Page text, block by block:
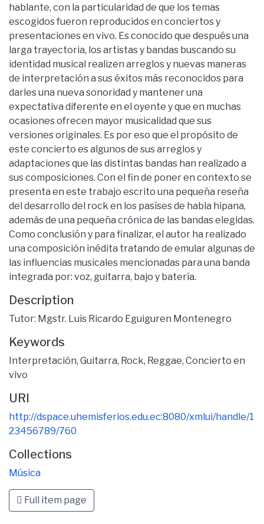
hablante, con la particularidad de que los temas
escogidos fueron reproducidos en conciertos y
presentaciones en vivo. Es conocido que después una
larga trayectoria, los artistas y bandas buscando su
identidad musical realizen arreglos y nuevas maneras
de interpretación a sus éxitos más reconocidos para
darles una nueva sonoridad y mantener una
expectativa diferente en el oyente y que en muchas
ocasiones ofrecen mayor musicalidad que sus
versiones originales. Es por eso que el propósito de
este concierto es algunos de sus arreglos y
adaptaciones que las distintas bandas han realizado a
sus composiciones. Con el fin de poner en contexto se
presenta en este trabajo escrito una pequeña reseña
del desarrollo del rock en los pasíses de habla hipana,
además de una pequeña crónica de las bandas elegidas.
Como conclusión y para finalizar, el autor ha realizado
una composición inédita tratando de emular algunas de
las influencias musicales mencionadas para una banda
integrada por: voz, guitarra, bajo y batería.
Description
Tutor: Mgstr. Luis Ricardo Eguiguren Montenegro
Keywords
Interpretación, Guitarra, Rock, Reggae, Concierto en
vivo
URI
http://dspace.uhemisferios.edu.ec:8080/xmlui/handle/1
23456789/760
Collections
Música
Full item page